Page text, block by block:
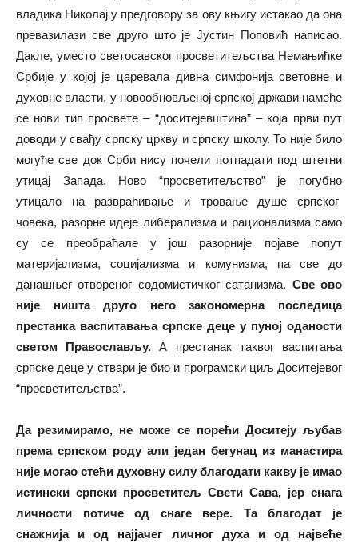
владика Николај у предговору за ову књигу истакао да она
превазилази све друго што је Јустин Поповић написао.
Дакле, уместо светосавског просветитељства Немањићке
Србије у којој је царевала дивна симфонија световне и
духовне власти, у новообновљеној српској држави намеће
се нови тип просвете – “доситејевштина” – која први пут
доводи у свађу српску цркву и српску школу. То није било
могуће све док Срби нису почели потпадати под штетни
утицај Запада. Ново “просветитељство” је погубно
утицало на развраћивање и тровање душе српског
човека, разорне идеје либерализма и рационализма само
су се преобраћале у још разорније појаве попут
материјализма, социјализма и комунизма, па све до
данашњег отвореног содомистичког сатанизма. Све ово
није ништа друго него закономерна последица
престанка васпитавања српске деце у пуној оданости
светом Православљу.А престанак таквог васпитања
српске деце у ствари је био и програмски циљ Доситејевог
“просветитељства”.
Да резимирамо, не може се порећи Доситеју љубав
према српском роду али један бегунац из манастира
није могао стећи духовну силу благодати какву је имао
истински српски просветитељ Свети Сава, јер снага
личности потиче од снаге вере. Та благодат је
снажнија и од најјачег личног духа и од највеће